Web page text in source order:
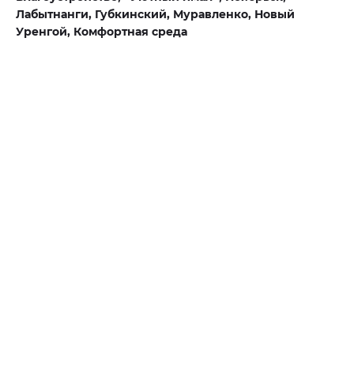
Лабытнанги, Губкинский, Муравленко, Новый
Уренгой, Комфортная среда